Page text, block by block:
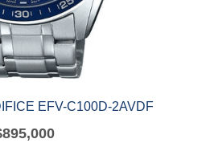
EFV-C100D-2AVDF
895,000